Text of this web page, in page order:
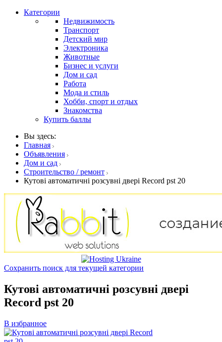
Категории
Недвижимость
Транспорт
Детский мир
Электроника
Животные
Бизнес и услуги
Дом и сад
Работа
Мода и стиль
Хобби, спорт и отдых
Знакомства
Купить баллы
Вы здесь:
Главная
Объявления
Дом и сад
Строительство / ремонт
Кутові автоматичні розсувні двері Record pst 20
Сохранить поиск для текущей категории
Кутові автоматичні розсувні двері
Record pst 20
В избранное